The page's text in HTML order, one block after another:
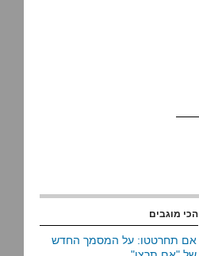
הכי מוגבים
אם תחרטטו: על המסמך החדש